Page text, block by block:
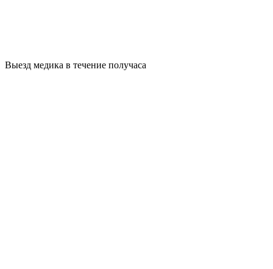
Выезд медика в течение получаса